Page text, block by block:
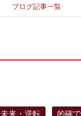
ブログ記事一覧
未来・逆転 的確